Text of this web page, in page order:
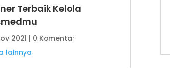
Terbaik Kelola
2021 | 0 Komentar
lainnya